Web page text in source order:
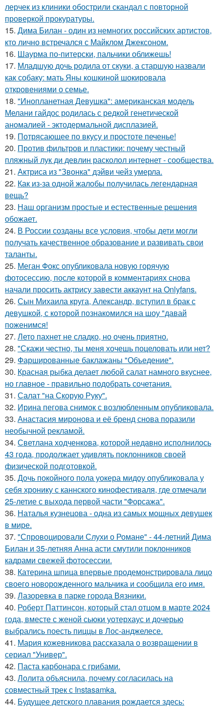
лерчек из клиники обострили скандал с повторной
проверкой прокуратуры.
15. Дима Билан - один из немногих российских артистов,
кто лично встречался с Майклом Джексоном.
16. Шаурма по-питерски, пальчики оближешь!
17. Младшую дочь родила от скуки, а старшую назвали
как собаку: мать Яны кошкиной шокировала
откровениями о семье.
18. "Инопланетная Девушка": американская модель
Мелани гайдос родилась с редкой генетической
аномалией - эктодермальной дисплазией.
19. Потрясающее по вкусу и простоте печенье!
20. Против фильтров и пластики: почему честный
пляжный лук ди девлин расколол интернет - сообщества.
21. Актриса из "Звонка" дэйви чейз умерла.
22. Как из-за одной жалобы получилась легендарная
вещь?
23. Наш организм простые и естественные решения
обожает.
24. В России созданы все условия, чтобы дети могли
получать качественное образование и развивать свои
таланты.
25. Меган Фокс опубликовала новую горячую
фотосессию, после которой в комментариях снова
начали просить актрису завести аккаунт на Onlyfans.
26. Сын Михаила круга, Александр, вступил в брак с
девушкой, с которой познакомился на шоу "давай
поженимся!
27. Лето пахнет не сладко, но очень приятно.
28. "Скажи честно, ты меня хочешь поцеловать или нет?
29. Фаршированные баклажаны "Объедение".
30. Красная рыбка делает любой салат намного вкуснее,
но главное - правильно подобрать сочетания.
31. Салат "на Скорую Руку".
32. Ирина пегова снимок с возлюбленным опубликовала.
33. Анастасия миронова и её бренд снова поразили
необычной рекламой.
34. Светлана ходченкова, которой недавно исполнилось
43 года, продолжает удивлять поклонников своей
физической подготовкой.
35. Дочь покойного пола уокера мидоу опубликовала у
себя хронику с каннского кинофестиваля, где отмечали
25-летие с выхода первой части "Форсажа".
36. Наталья кузнецова - одна из самых мощных девушек
в мире.
37. "Спровоцировали Слухи о Романе" - 44-летний Дима
Билан и 35-летняя Анна асти смутили поклонников
кадрами свежей фотосессии.
38. Катерина шпица впервые продемонстрировала лицо
своего новорожденного мальчика и сообщила его имя.
39. Лазоревка в парке города Вязники.
40. Роберт Паттинсон, который стал отцом в марте 2024
года, вместе с женой сьюки уотерхаус и дочерью
выбрались поесть пиццы в Лос-анджелесе.
41. Мария кожевникова рассказала о возвращении в
сериал "Универ".
42. Паста карбонара с грибами.
43. Лолита объяснила, почему согласилась на
совместный трек с Instasamka.
44. Будущее детского плавания рождается здесь: